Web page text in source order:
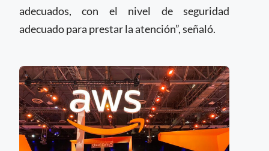
adecuados, con el nivel de seguridad
adecuado para prestar la atención”, señaló.